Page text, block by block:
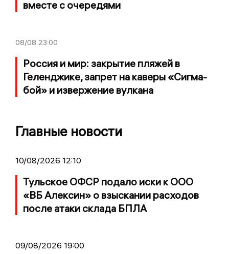
вместе с очередями
08/08 23:00
Россия и мир: закрытие пляжей в
Геленджике, запрет на каверы «Сигма-
бой» и извержение вулкана
Главные новости
10/08/2026 12:10
Тульское ОФСР подало иски к ООО
«ВБ Алексин» о взыскании расходов
после атаки склада БПЛА
09/08/2026 19:00